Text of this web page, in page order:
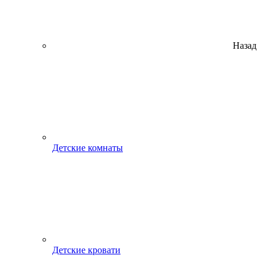
Назад
Детские комнаты
Детские кровати